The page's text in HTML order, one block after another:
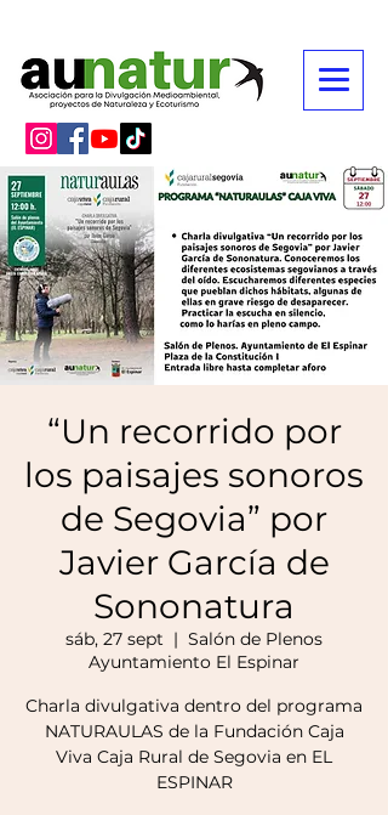
“Un recorrido por
los paisajes sonoros
de Segovia” por
Javier García de
Sononatura
sáb, 27 sept
  |
Salón de Plenos
Ayuntamiento El Espinar
Charla divulgativa dentro del programa
NATURAULAS de la Fundación Caja
Viva Caja Rural de Segovia en EL
ESPINAR